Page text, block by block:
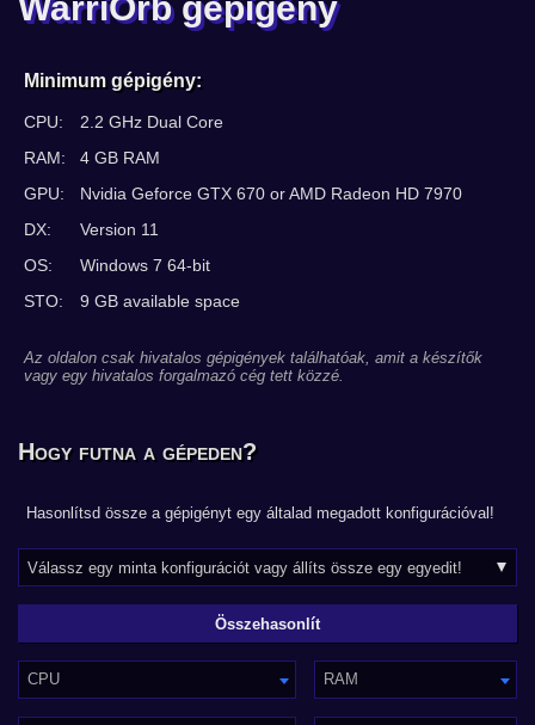
Minimum gépigény:
CPU:
2.2 GHz Dual Core
RAM:
4 GB RAM
GPU:
Nvidia Geforce GTX 670 or AMD Radeon HD 7970
DX:
Version 11
OS:
Windows 7 64-bit
STO:
9 GB available space
Az oldalon csak hivatalos gépigények találhatóak, amit a készítők
vagy egy hivatalos forgalmazó cég tett közzé.
Hogy futna a gépeden?
Hasonlítsd össze a gépigényt egy általad megadott konfigurációval!
CPU RAM